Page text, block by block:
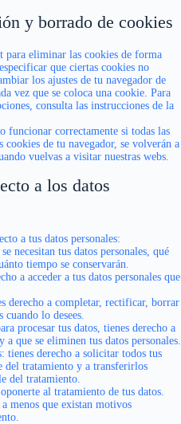
y borrado de cookies
para eliminar las cookies de forma
que ciertas cookies no
los ajustes de tu navegador de
vez que se coloca una cookie. Para
consulta las instrucciones de la
funcionar correctamente si todas las
cookies de tu navegador, se volverán a
vuelvas a visitar nuestras webs.
a los datos
a tus datos personales:
necesitan tus datos personales, qué
tiempo se conservarán.
a acceder a tus datos personales que
derecho a completar, rectificar, borrar
cuando lo desees.
procesar tus datos, tienes derecho a
que se eliminen tus datos personales.
tienes derecho a solicitar todos tus
del tratamiento y a transferirlos
del tratamiento.
al tratamiento de tus datos.
menos que existan motivos